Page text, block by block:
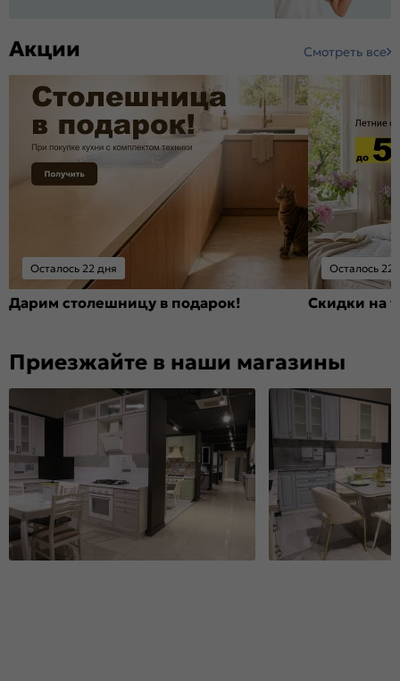
Акции Смотреть все
Осталось 22 дня
Дарим столешницу в подарок!
Осталось 22
Скидки на
Приезжайте в наши магазины